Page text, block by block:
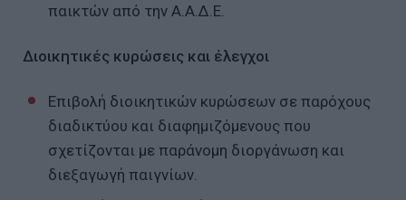
παικτών από την Α.Α.Δ.Ε.
Διοικητικές κυρώσεις και έλεγχοι
Επιβολή διοικητικών κυρώσεων σε παρόχους
διαδικτύου και διαφημιζόμενους που
σχετίζονται με παράνομη διοργάνωση και
διεξαγωγή παιγνίων.